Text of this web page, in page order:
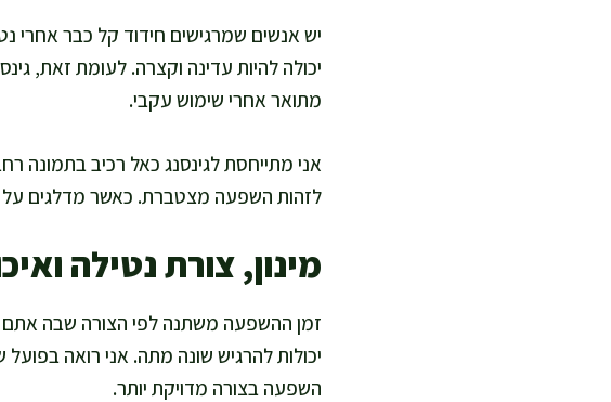
יש אנשים שמרגישים חידוד קל כבר אחרי
יכולה להיות עדינה וקצרה. לעומת זאת,
מתואר אחרי שימוש עקבי.
אני מתייחסת לגינסנג כאל רכיב בתמונה
לזהות השפעה מצטברת. כאשר מדלגים על
מינון, צורת נטילה
זמן ההשפעה משתנה לפי הצורה שבה אתם
יכולות להרגיש שונה מתה. אני רואה
השפעה בצורה מדויקת יותר.